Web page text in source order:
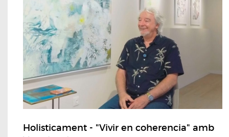
Holisticament - "Vivir en coherencia" amb